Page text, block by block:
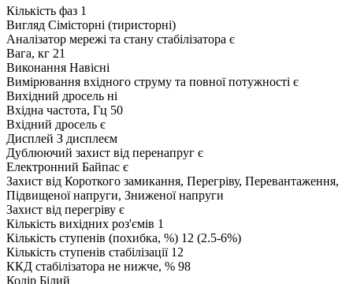
Кількість фаз 1
Вигляд Сімісторні (тиристорні)
Аналізатор мережі та стану стабілізатора є
Вага, кг 21
Виконання Навісні
Вимірювання вхідного струму та повної потужності є
Вихідний дросель ні
Вхідна частота, Гц 50
Вхідний дросель є
Дисплей З дисплеєм
Дублюючий захист від перенапруг є
Електронний Байпас є
Захист від Короткого замикання, Перегріву, Перевантаження,
Підвищеної напруги, Зниженої напруги
Захист від перегріву є
Кількість вихідних роз'ємів 1
Кількість ступенів (похибка, %) 12 (2.5-6%)
Кількість ступенів стабілізації 12
ККД стабілізатора не нижче, % 98
Колір Білий